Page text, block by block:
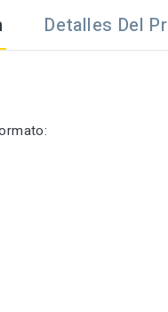
Detalles Del